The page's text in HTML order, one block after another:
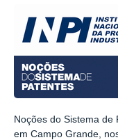
Noções do Sistema
em Campo Grande,